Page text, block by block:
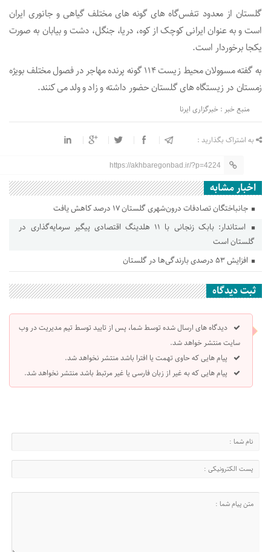
گلستان از معدود تنفس‌گاه های گونه های مختلف گیاهی و جانوری ایران
است و به عنوان ایرانی کوچک از کوه، دریا، جنگل، دشت و بیابان به صورت
یکجا برخوردار است.
به گفته مسوولان محیط زیست ۱۱۴ گونه پرنده مهاجر در فصول مختلف بویژه
زمستان در زیستگاه های گلستان حضور داشته و زاد و ولد می کنند.
منبع خبر : خبرگزاری ایرنا
به اشتراک بگذارید :
https://akhbaregonbad.ir/?p=4224
اخبار مشابه
جانباختگان تصادفات درون‌شهری گلستان ۱۷ درصد کاهش یافت
استاندار: بابک زنجانی با ۱۱ هلدینگ اقتصادی پیگیر سرمایه‌گذاری در
گلستان است
افزایش ۵۳ درصدی بارندگی‌ها در گلستان
ثبت دیدگاه
دیدگاه های ارسال شده توسط شما، پس از تایید توسط تیم مدیریت در وب
سایت منتشر خواهد شد.
پیام هایی که حاوی تهمت یا افترا باشد منتشر نخواهد شد.
پیام هایی که به غیر از زبان فارسی یا غیر مرتبط باشد منتشر نخواهد شد.